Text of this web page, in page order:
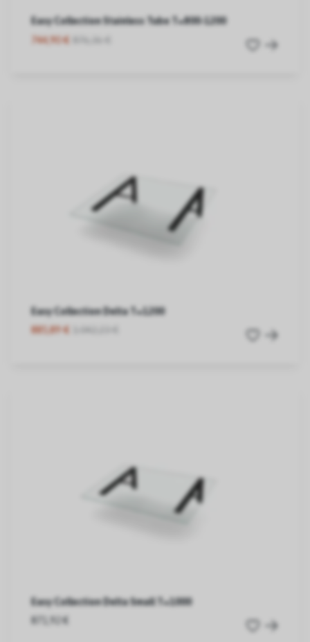
Easy Collection Stainless Tube T=800-1200
744,90 €
Easy Collection Delta T=1200
885,89 €
Easy Collection Delta Small T=1000
871,92 €